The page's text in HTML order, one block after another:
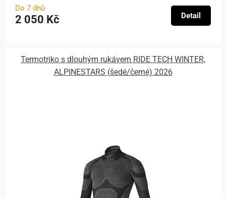
Do 7 dnů
2 050 Kč Detail
Termotriko s dlouhým rukávem RIDE TECH WINTER,
ALPINESTARS (šedé/černé) 2026